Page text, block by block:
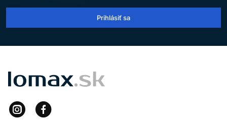
Prihlásiť sa
LOMAX